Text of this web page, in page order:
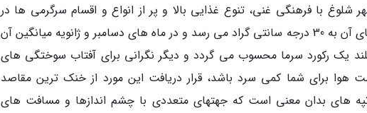
شلوغ با فرهنگی غنی، تنوع غذایی بالا و پر از انواع و اقسام سرگرمی ها در
فضای باز است. در گرم ترین روزهای سال دمای آن به 30 درجه سانتی گراد می رسد و در ماه های دسامبر و ژانویه میانگین آن
تایلند یک رکورد سرما محسوب می گردد و دیگر نگرانی برای آفتاب سوختگی های
هوا برای شما کمی سرد باشد، قرار دریافت این مورد از خنک ترین مقاصد
های بدان معنی است که جهتهای متعددی با چشم اندازها و مسافت های